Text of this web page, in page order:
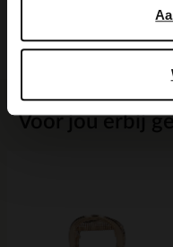
Voor jou erbij